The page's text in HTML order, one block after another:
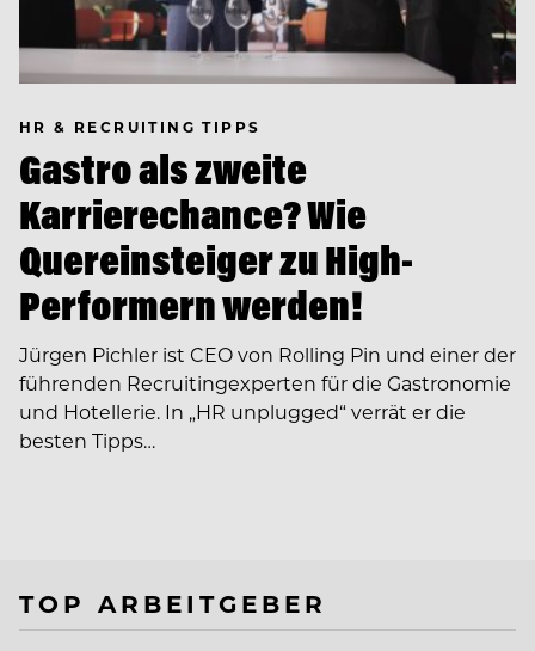
HR & RECRUITING TIPPS
Gastro als zweite
Karrierechance? Wie
Quereinsteiger zu High-
Performern werden!
Jürgen Pichler ist CEO von Rolling Pin und einer der
führenden Recruiting­experten für die Gastronomie
und Hotellerie. In ­­„HR unplugged“ verrät er die
besten Tipps…
TOP ARBEITGEBER